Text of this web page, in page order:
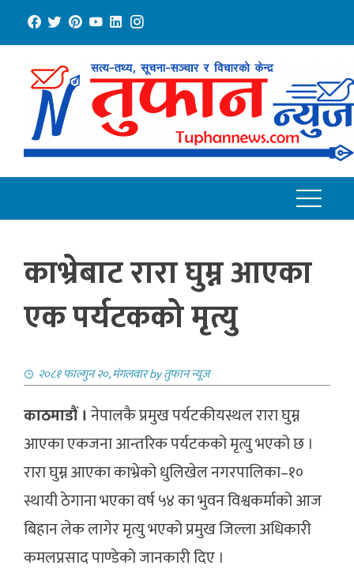
content
काभ्रेबाट रारा घुम्न आएका
एक पर्यटकको मृत्यु
२०८१ फाल्गुन २०, मंगलवारbyतुफान न्यूज
काठमाडौं । नेपालकै प्रमुख पर्यटकीयस्थल रारा घुम्न
आएका एकजना आन्तरिक पर्यटकको मृत्यु भएको छ ।
रारा घुम्न आएका काभ्रेको धुलिखेल नगरपालिका–१०
स्थायी ठेगाना भएका वर्ष ५४ का भुवन विश्वकर्माको आज
बिहान लेक लागेर मृत्यु भएको प्रमुख जिल्ला अधिकारी
कमलप्रसाद पाण्डेको जानकारी दिए ।